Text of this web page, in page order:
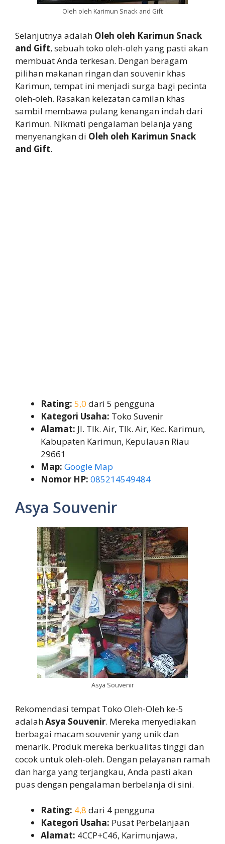
Oleh oleh Karimun Snack and Gift
Selanjutnya adalah Oleh oleh Karimun Snack
and Gift, sebuah toko oleh-oleh yang pasti akan
membuat Anda terkesan. Dengan beragam
pilihan makanan ringan dan souvenir khas
Karimun, tempat ini menjadi surga bagi pecinta
oleh-oleh. Rasakan kelezatan camilan khas
sambil membawa pulang kenangan indah dari
Karimun. Nikmati pengalaman belanja yang
menyenangkan di Oleh oleh Karimun Snack
and Gift.
Rating: 5,0 dari 5 pengguna
Kategori Usaha: Toko Suvenir
Alamat: Jl. Tlk. Air, Tlk. Air, Kec. Karimun,
Kabupaten Karimun, Kepulauan Riau
29661
Map: Google Map
Nomor HP: 085214549484
Asya Souvenir
Asya Souvenir
Rekomendasi tempat Toko Oleh-Oleh ke-5
adalahAsya Souvenir. Mereka menyediakan
berbagai macam souvenir yang unik dan
menarik. Produk mereka berkualitas tinggi dan
cocok untuk oleh-oleh. Dengan pelayanan ramah
dan harga yang terjangkau, Anda pasti akan
puas dengan pengalaman berbelanja di sini.
Rating: 4,8 dari 4 pengguna
Kategori Usaha: Pusat Perbelanjaan
Alamat: 4CCP+C46, Karimunjawa,